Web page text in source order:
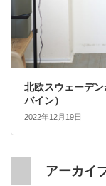
北欧スウェーデ
バイン）
2022年12月19日
アーカイ